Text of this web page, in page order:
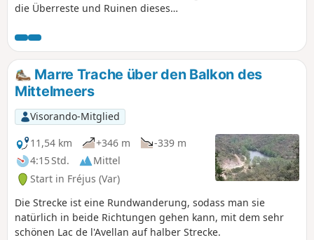
die Überreste und Ruinen dieses
1959 innerhalb weniger Minuten
zerstört wurde.
Marre Trache über den Balkon des
Mittelmeers
Visorando-Mitglied
11,54 km
+346 m
-339 m
4:15 Std.
Mittel
Start in Fréjus (Var)
Die Strecke ist eine Rundwanderung, sodass man sie
natürlich in beide Richtungen gehen kann, mit dem sehr
schönen Lac de l'Avellan auf halber Strecke.